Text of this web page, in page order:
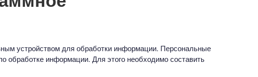
устройством для обработки информации. Персональные
обработке информации. Для этого необходимо составить